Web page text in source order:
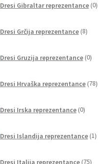
Dresi Gibraltar reprezentance 0
Dresi Grčija reprezentance 8
Dresi Gruzija reprezentance 0
Dresi Hrvaška reprezentance 78
Dresi Irska reprezentance 0
Dresi Islandija reprezentance 1
Dresi Italija reprezentance 75